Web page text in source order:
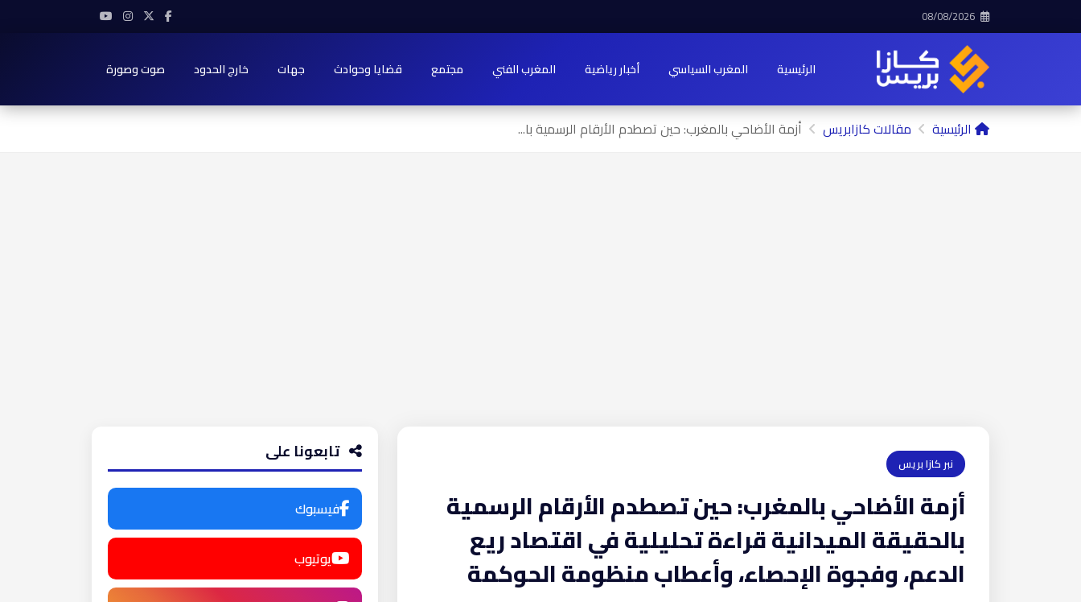
الرئيسية المغرب السياسي أخبار رياضية المغرب الفني مجتمع قضايا وحوادث جهات خارج الحدود صوت وصورة
الرئيسية مقالات كازابريس أزمة الأضاحي بالمغرب: حين تصطدم الأرقام الرسمية با...
نبر كازا بريس
أزمة الأضاحي بالمغرب: حين تصطدم الأرقام الرسمية
بالحقيقة الميدانية قراءة تحليلية في اقتصاد ريع
الدعم، وفجوة الإحصاء، وأعطاب منظومة الحوكمة
تابعونا على
فيسبوك
يوتيوب